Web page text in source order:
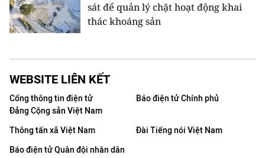
sát để quản lý chặt hoạt động khai
thác khoáng sản
WEBSITE LIÊN KẾT
Cổng thông tin điện tử
Đảng Cộng sản Việt Nam
Báo điện tử Chính phủ
Thông tấn xã Việt Nam
Đài Tiếng nói Việt Nam
Báo điện tử Quân đội nhân dân